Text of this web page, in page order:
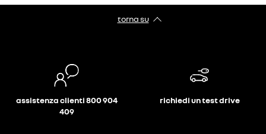
torna su
assistenza clienti 800 904
409
richiedi un test drive